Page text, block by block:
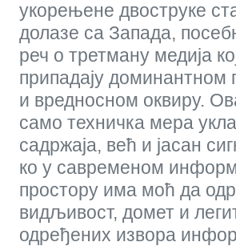
укорењене двоструке
долазе са Запада,
реч о третману медија
припадају доминантном
и вредносном оквиру.
само техничка мера
садржаја, већ и јасан
ко у савременом
простору има моћ да
видљивост, домет и
одређених извора